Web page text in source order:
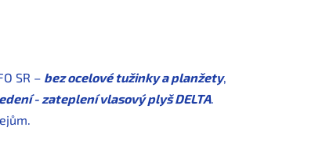
SR – bez ocelové tužinky a planžety,
- zateplení vlasový plyš DELTA.